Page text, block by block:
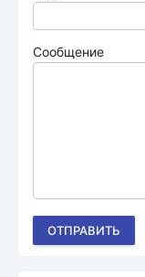
Сообщение
ОТПРАВИТЬ